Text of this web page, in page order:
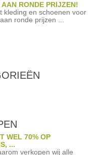
RONDE PRIJZEN!
kleding en schoenen voor
ronde prijzen ...
WEL 70% OP
...
verkopen wij alle